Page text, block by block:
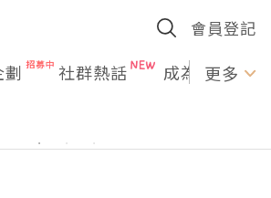
會員登記
社群熱話 成為U更多